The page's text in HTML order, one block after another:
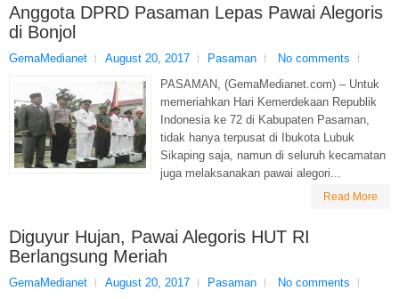
Anggota DPRD Pasaman Lepas Pawai Alegoris
di Bonjol
GemaMedianet August 20, 2017 Pasaman
No comments
PASAMAN, (GemaMedianet.com) – Untuk
memeriahkan Hari Kemerdekaan Republik
Indonesia ke 72 di Kabupaten Pasaman,
tidak hanya terpusat di Ibukota Lubuk
Sikaping saja, namun di seluruh kecamatan
juga melaksanakan pawai alegori...
Read More
Diguyur Hujan, Pawai Alegoris HUT RI
Berlangsung Meriah
GemaMedianet August 20, 2017 Pasaman
No comments